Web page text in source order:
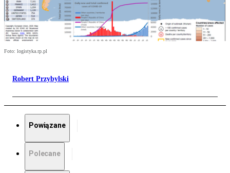
Foto: logistyka.rp.pl
Robert Przybylski
Powiązane
Polecane